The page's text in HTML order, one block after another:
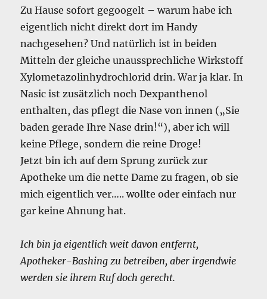
Zu Hause sofort gegoogelt – warum habe ich
eigentlich nicht direkt dort im Handy
nachgesehen? Und natürlich ist in beiden
Mitteln der gleiche unaussprechliche Wirkstoff
Xylometazolinhydrochlorid drin. War ja klar. In
Nasic ist zusätzlich noch Dexpanthenol
enthalten, das pflegt die Nase von innen („Sie
baden gerade Ihre Nase drin!“), aber ich will
keine Pflege, sondern die reine Droge!
Jetzt bin ich auf dem Sprung zurück zur
Apotheke um die nette Dame zu fragen, ob sie
mich eigentlich ver….. wollte oder einfach nur
gar keine Ahnung hat.
Ich bin ja eigentlich weit davon entfernt,
Apotheker-Bashing zu betreiben, aber irgendwie
werden sie ihrem Ruf doch gerecht.